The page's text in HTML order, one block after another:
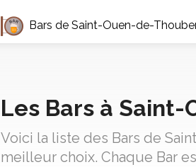
Bars de Saint-Ouen-de-
Les Bars à
Voici la liste des Bars de
meilleur choix. Chaque Bar